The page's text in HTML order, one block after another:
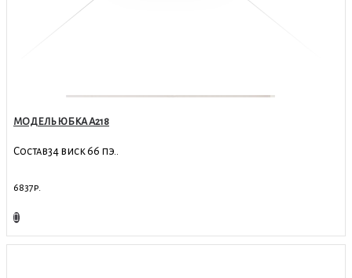
МОДЕЛЬ ЮБКА А218
Состав34 виск 66 пэ..
6837р.